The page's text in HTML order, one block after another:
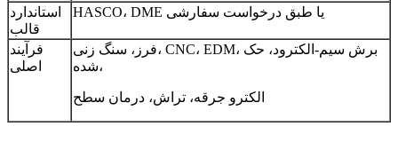
استاندارد
قالب
HASCO، DME یا طبق درخواست سفارشی
فرآیند
اصلی
فرز، سنگ زنی، CNC، EDM، برش سیم-الکترود، حک
شده،
الکترو جرقه، تراش، درمان سطح